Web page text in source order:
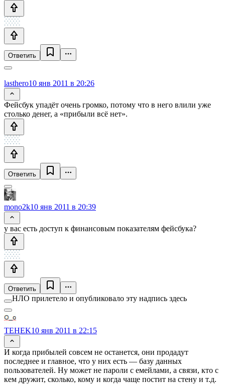
Ответить
lasthero10 янв 2011 в 20:26
Фейсбук упадёт очень громко, потому что в него влили уже
столько денег, а «прибыли всё нет».
Ответить
mono2k10 янв 2011 в 20:39
у вас есть доступ к финансовым показателям фейсбука?
Ответить
НЛО прилетело и опубликовало эту надпись здесь
TEHEK10 янв 2011 в 22:15
И когда прибылей совсем не останется, они продадут
последнее и главное, что у них есть — базу данных
пользователей. Ну может не пароли с емейлами, а связи, кто с
кем дружит, сколько, кому и когда чаще постит на стену и т.д.